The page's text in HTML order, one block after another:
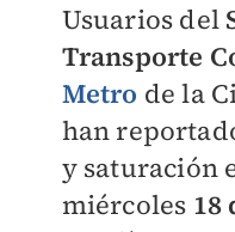
Usuarios del
Transporte
Metro de la
han
y saturación
miércoles 18